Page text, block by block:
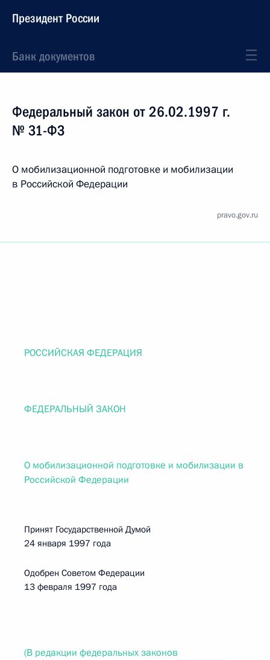
Президент России
Банк документов
Федеральный закон от 26.02.1997 г.
№ 31-ФЗ
О мобилизационной подготовке и мобилизации
в Российской Федерации
pravo.gov.ru
РОССИЙСКАЯ ФЕДЕРАЦИЯ
ФЕДЕРАЛЬНЫЙ ЗАКОН
О мобилизационной подготовке и мобилизации в
Российской Федерации
Принят Государственной Думой
24 января 1997 года
Одобрен Советом Федерации
13 февраля 1997 года
(В редакции федеральных законов